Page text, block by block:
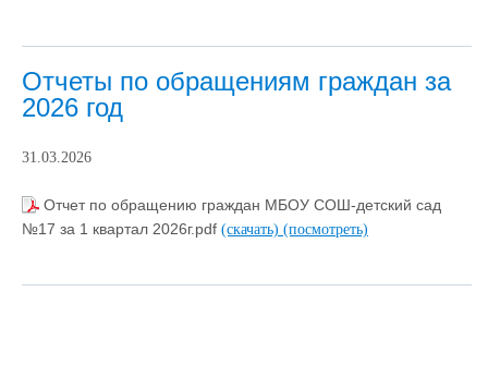
Отчеты по обращениям граждан за
2026 год
31.03.2026
Отчет по обращению граждан МБОУ СОШ-детский сад
№17 за 1 квартал 2026г.pdf (скачать) (посмотреть)